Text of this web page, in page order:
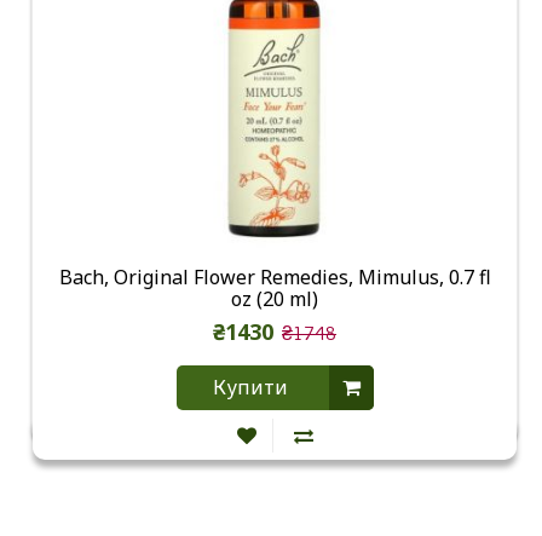
Bach, Original Flower Remedies, Mimulus, 0.7 fl
oz (20 ml)
₴1430 ₴1748
Купити